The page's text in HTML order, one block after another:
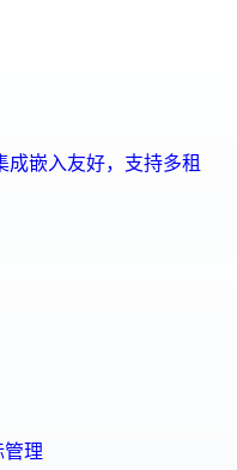
嵌入友好，支持多租
理